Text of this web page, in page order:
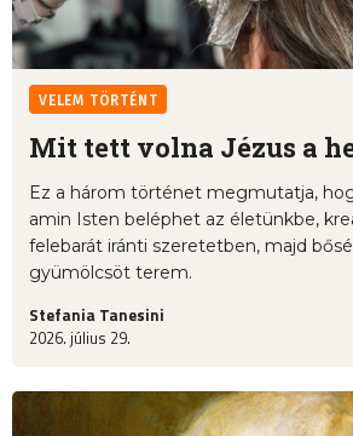
VELEM TÖRTÉNT
Mit tett volna Jézus a
Ez a három történet megmutatja,
amin Isten beléphet az életünkbe,
felebarát iránti szeretetben, majd
gyümölcsöt terem.
Stefania Tanesini
2026. július 29.